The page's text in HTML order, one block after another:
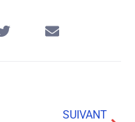
SUIVANT